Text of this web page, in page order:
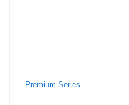
Premium Series